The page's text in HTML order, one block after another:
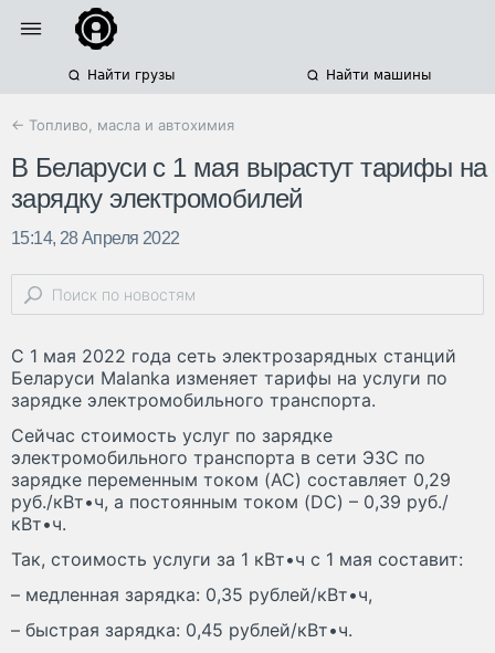
Найти грузы Найти машины
← Топливо, масла и автохимия
В Беларуси с 1 мая вырастут тарифы на
зарядку электромобилей
15:14, 28 Апреля 2022
C 1 мая 2022 года сеть электрозарядных станций
Беларуси Malanka изменяет тарифы на услуги по
зарядке электромобильного транспорта.
Сейчас стоимость услуг по зарядке
электромобильного транспорта в сети ЭЗС по
зарядке переменным током (AC) составляет 0,29
руб./кВт•ч, а постоянным током (DC) – 0,39 руб./
кВт•ч.
Так, стоимость услуги за 1 кВт•ч с 1 мая составит:
– медленная зарядка: 0,35 рублей/кВт•ч,
– быстрая зарядка: 0,45 рублей/кВт•ч.